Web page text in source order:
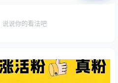
说说你的看法吧